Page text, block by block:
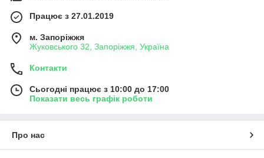
Працює з 27.01.2019
м. Запоріжжя
Жуковського 32, Запоріжжя, Україна
Контакти
Сьогодні працює з 10:00 до 17:00
Показати весь графік роботи
Про нас